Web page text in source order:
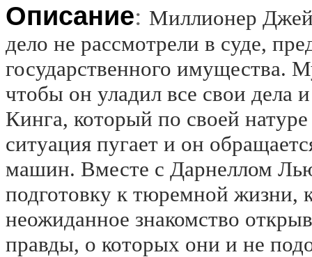
Описание: Миллионер
дело не рассмотрели в суде,
государственного имущества.
чтобы он уладил все свои дела
Кинга, который по своей
ситуация пугает и он
машин. Вместе с Дарнеллом
подготовку к тюремной жизни,
неожиданное знакомство
правды, о которых они и не